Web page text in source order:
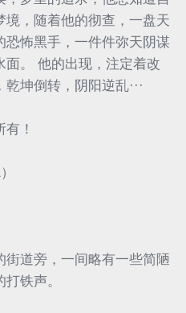
境，随着他的彻查，一盘天
恐怖黑手，一件件弥天阴谋
面。 他的出现，注定着改
坤倒转，阴阳逆乱···
！
道旁，一间略有一些简陋
铁声。